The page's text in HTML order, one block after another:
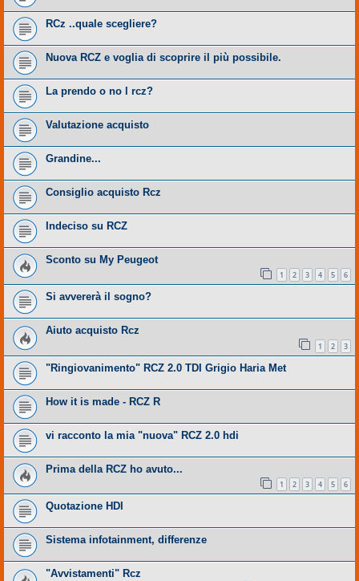
RCz ..quale scegliere?
Nuova RCZ e voglia di scoprire il più possibile.
La prendo o no l rcz?
Valutazione acquisto
Grandine...
Consiglio acquisto Rcz
Indeciso su RCZ
Sconto su My Peugeot
1 2 3 4 5 6
Si avvererà il sogno?
Aiuto acquisto Rcz
1 2 3
"Ringiovanimento" RCZ 2.0 TDI Grigio Haria Met
How it is made - RCZ R
vi racconto la mia "nuova" RCZ 2.0 hdi
Prima della RCZ ho avuto...
1 2 3 4 5 6
Quotazione HDI
Sistema infotainment, differenze
"Avvistamenti" Rcz